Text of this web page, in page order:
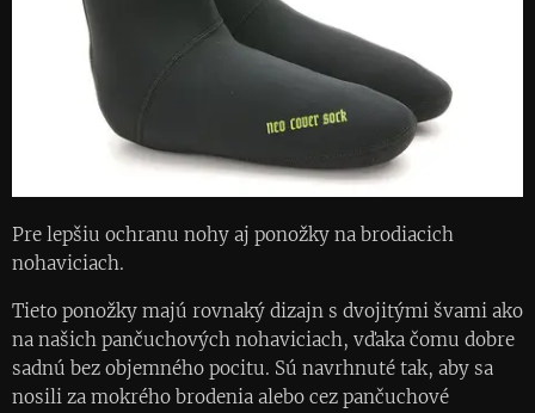
Pre lepšiu ochranu nohy aj ponožky na brodiacich
nohaviciach.
Tieto ponožky majú rovnaký dizajn s dvojitými švami ako
na našich pančuchových nohaviciach, vďaka čomu dobre
sadnú bez objemného pocitu. Sú navrhnuté tak, aby sa
nosili za mokrého brodenia alebo cez pančuchové